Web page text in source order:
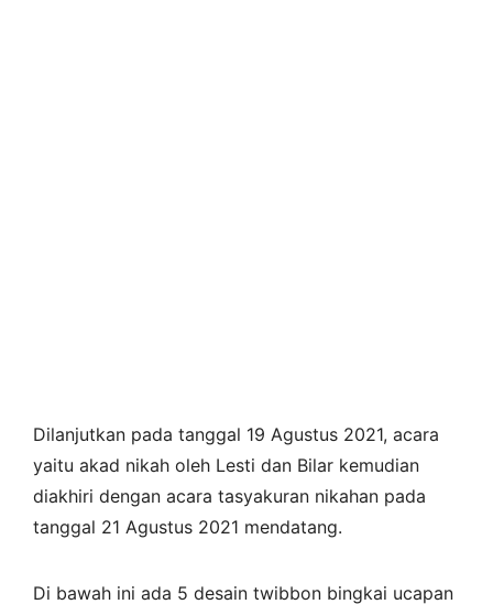
Dilanjutkan pada tanggal 19 Agustus 2021, acara
yaitu akad nikah oleh Lesti dan Bilar kemudian
diakhiri dengan acara tasyakuran nikahan pada
tanggal 21 Agustus 2021 mendatang.
Di bawah ini ada 5 desain twibbon bingkai ucapan